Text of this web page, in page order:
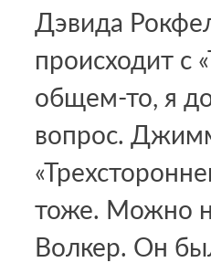
Дэвида
происходит с
общем-то, я
вопрос.
тоже. Можно
Волкер. Он